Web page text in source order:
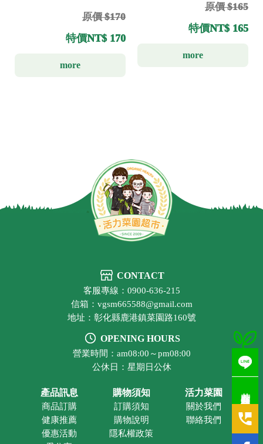
原價 $170
特價NT$ 170
more
原價 $165
特價NT$ 165
more
CONTACT
客服專線：0900-636-215
信箱：vgsm665588@gmail.com
地址：彰化縣鹿港鎮菜園路160號
OPENING HOURS
營業時間：am08:00～pm08:00
公休日：星期日公休
產品訊息
商品訂購
健康推薦
優惠活動
購物須知
訂購須知
購物說明
隱私權政策
活力菜園
關於我們
聯絡我們